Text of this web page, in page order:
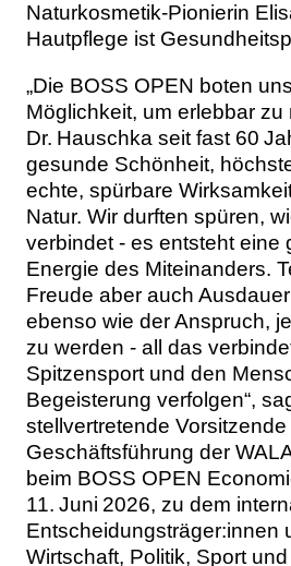
Naturkosmetik-Pionierin
Hautpflege ist
„Die BOSS OPEN boten
Möglichkeit, um erlebbar zu
Dr. Hauschka seit fast 60
gesunde Schönheit,
echte, spürbare
Natur. Wir durften spüren,
verbindet - es entsteht eine
Energie des Miteinanders.
Freude aber auch
ebenso wie der Anspruch,
zu werden - all das
Spitzensport und den
Begeisterung verfolgen“,
stellvertretende Vorsitzende
Geschäftsführung der
beim BOSS OPEN
11. Juni 2026, zu dem
Entscheidungsträger:innen
Wirtschaft, Politik, Sport